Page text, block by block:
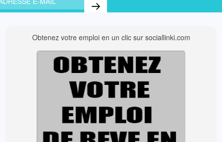
Obtenez votre emploi en un clic sur sociallinki.com